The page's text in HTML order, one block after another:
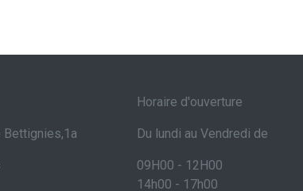
Bettignies,1a
Horaire d'ouverture
Du lundi au Vendredi de
09H00 - 12H00
14h00 - 17h00